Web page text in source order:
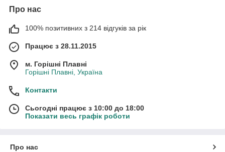
Про нас
100% позитивних з 214 відгуків за рік
Працює з 28.11.2015
м. Горішні Плавні
Горішні Плавні, Україна
Контакти
Сьогодні працює з 10:00 до 18:00
Показати весь графік роботи
Про нас